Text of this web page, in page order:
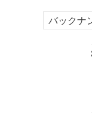
バックナ